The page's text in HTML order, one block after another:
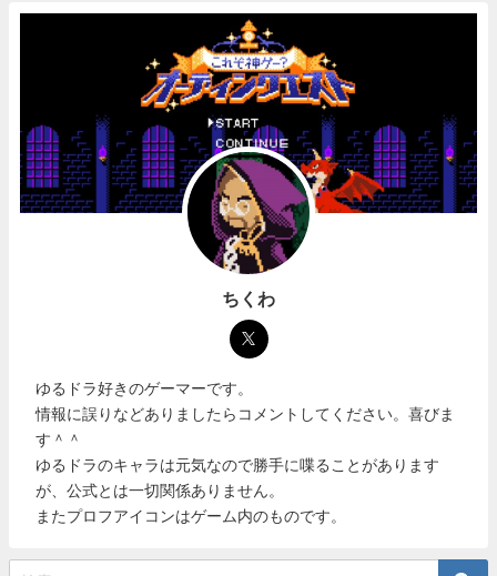
ちくわ
ゆるドラ好きのゲーマーです。
情報に誤りなどありましたらコメントしてください。喜びま
す＾＾
ゆるドラのキャラは元気なので勝手に喋ることがあります
が、公式とは一切関係ありません。
またプロフアイコンはゲーム内のものです。